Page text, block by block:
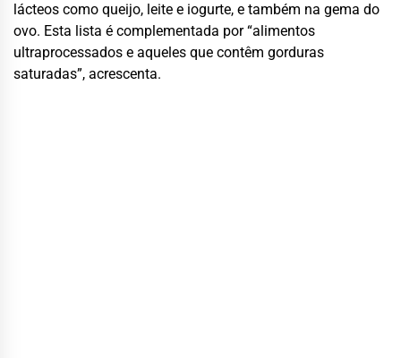
lácteos como queijo, leite e iogurte, e também na gema do
ovo. Esta lista é complementada por “alimentos
ultraprocessados e aqueles que contêm gorduras
saturadas”, acrescenta.